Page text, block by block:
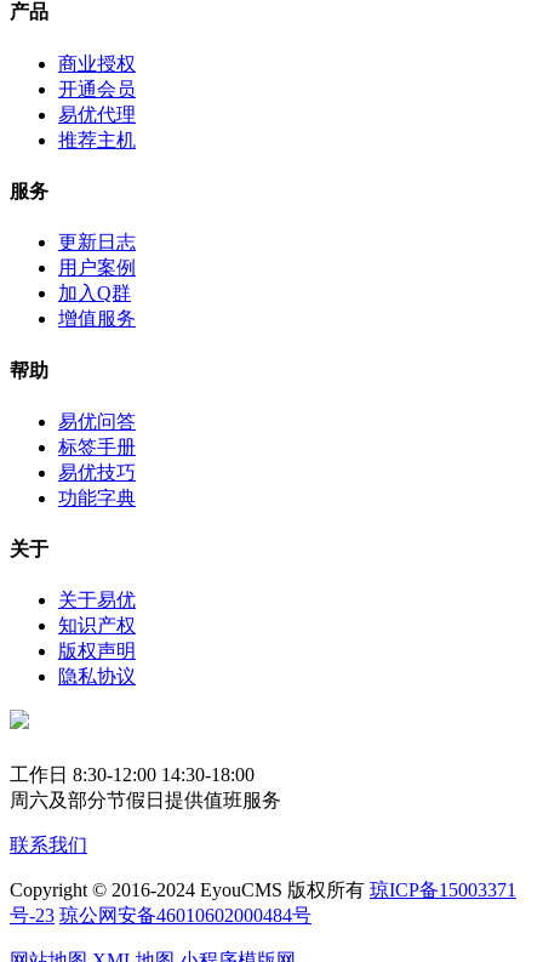
产品
商业授权
开通会员
易优代理
推荐主机
服务
更新日志
用户案例
加入Q群
增值服务
帮助
易优问答
标签手册
易优技巧
功能字典
关于
关于易优
知识产权
版权声明
隐私协议
工作日 8:30-12:00 14:30-18:00
周六及部分节假日提供值班服务
联系我们
Copyright © 2016-2024 EyouCMS 版权所有 琼ICP备15003371
号-23 琼公网安备46010602000484号